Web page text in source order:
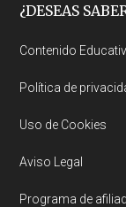
Footer
¿DESEAS
Contenido
Política de
Uso de Cookies
Aviso Legal
Programa de